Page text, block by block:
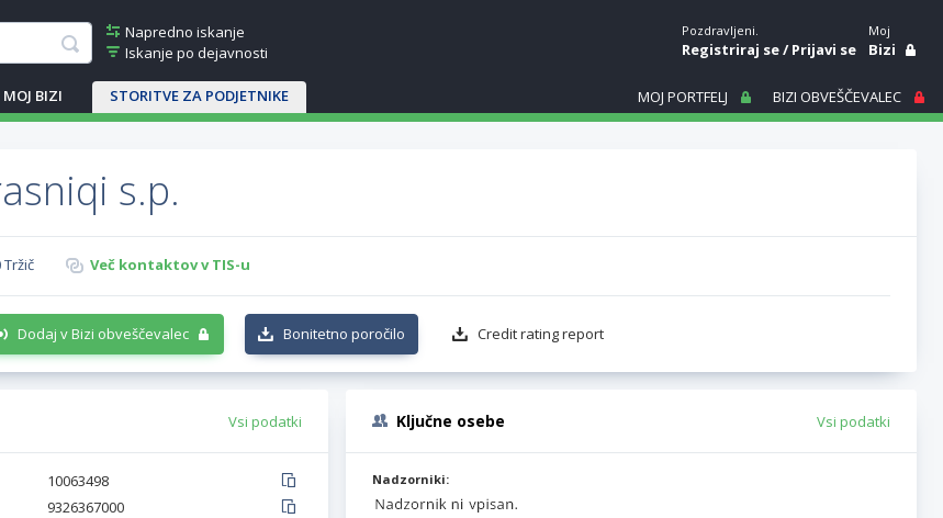
Napredno iskanje
Iskanje po dejavnosti
MOJ BIZI STORITVE ZA PODJETNIKE
Pozdravljeni.
Registriraj se/Prijavi se
Moj
Bizi
MOJ PORTFELJ BIZI OBVEŠČEVALEC
s.p.
Več kontaktov v TIS-u
Dodaj v Bizi obveščevalec Bonitetno poročilo Credit rating report
Vsi podatki
10063498
9326367000
Ključne osebe Vsi podatki
Nadzorniki: